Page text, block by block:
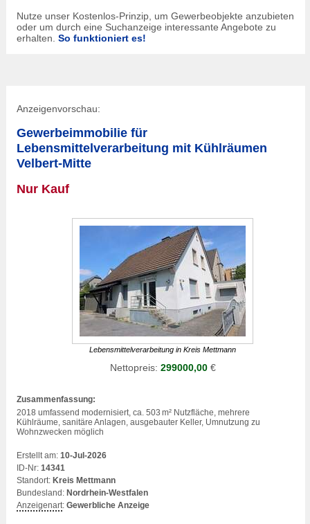
Nutze unser Kostenlos-Prinzip, um Gewerbeobjekte anzubieten
oder um durch eine Suchanzeige interessante Angebote zu
erhalten. So funktioniert es!
Anzeigenvorschau:
Gewerbeimmobilie für
Lebensmittelverarbeitung mit Kühlräumen
Velbert-Mitte
Nur Kauf
Lebensmittelverarbeitung in Kreis Mettmann
Nettopreis: 299000,00€
Zusammenfassung:
2018 umfassend modernisiert, ca. 503 m² Nutzfläche, mehrere
Kühlräume, sanitäre Anlagen, ausgebauter Keller, Umnutzung zu
Wohnzwecken möglich
Erstellt am: 10-Jul-2026
ID-Nr: 14341
Standort: Kreis Mettmann
Bundesland: Nordrhein-Westfalen
Anzeigenart: Gewerbliche Anzeige